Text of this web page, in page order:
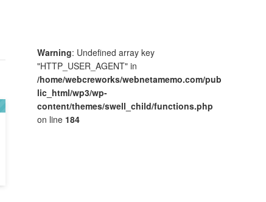
Warning: Undefined array key
"HTTP_USER_AGENT" in
/home/webcreworks/webnetamemo.com/pub
lic_html/wp3/wp-
content/themes/swell_child/functions.php
on line 184